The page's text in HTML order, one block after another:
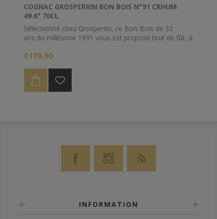
COGNAC GROSPERRIN BON BOIS N°91 CRHUM
49.6° 70CL
Sélectionné chez Grosperrin, ce Bon Bois de 32
ans du millésime 1991 vous est proposé brut de fût, à
semaine prochaine.
€139,00
INFORMATION